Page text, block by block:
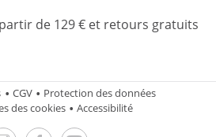
de 129 € et retours gratuits
CGV
Protection des données
des cookies
Accessibilité